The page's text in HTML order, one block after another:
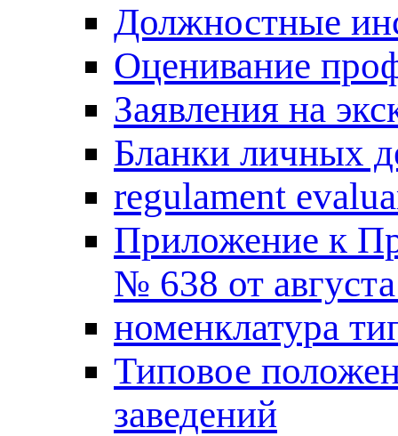
Должностные
Оценивание
Заявления на
Бланки личных
regulament
Приложение к
№ 638 от
номенклатура
Типовое
заведений